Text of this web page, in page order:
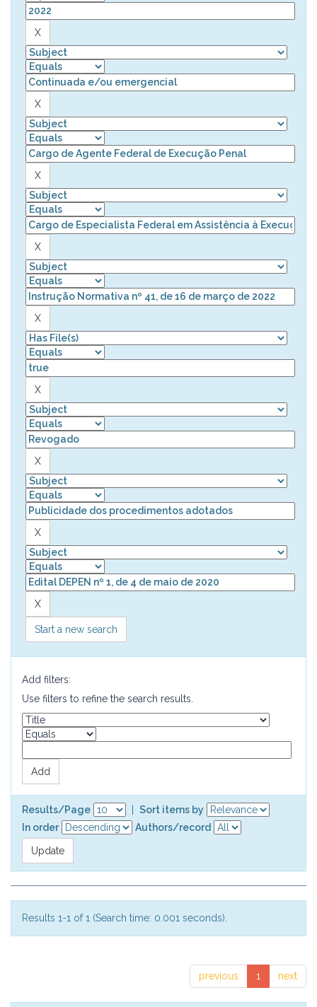
Start a new search
Add filters:
Use filters to refine the search results.
Results/Page
Sort items by
In order
Authors/record
Results 1-1 of 1 (Search time: 0.001 seconds).
previous 1 next